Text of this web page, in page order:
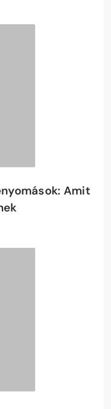
Amit